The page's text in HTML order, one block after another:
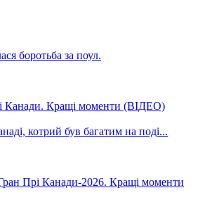
Канади. Кращі моменти (ВІДЕО)
Прі Канади-2026. Кращі моменти